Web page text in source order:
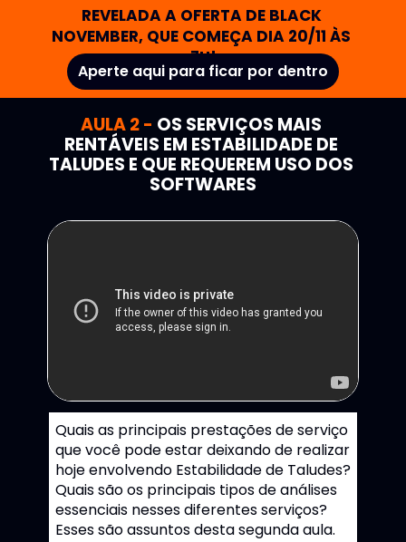
REVELADA A OFERTA DE BLACK
NOVEMBER, QUE COMEÇA DIA 20/11 ÀS
7H!
Aperte aqui para ficar por dentro
AULA 2 - OS SERVIÇOS MAIS
RENTÁVEIS EM ESTABILIDADE DE
TALUDES E QUE REQUEREM USO DOS
SOFTWARES
Quais as principais prestações de serviço
que você pode estar deixando de realizar
hoje envolvendo Estabilidade de Taludes?
Quais são os principais tipos de análises
essenciais nesses diferentes serviços?
Esses são assuntos desta segunda aula.